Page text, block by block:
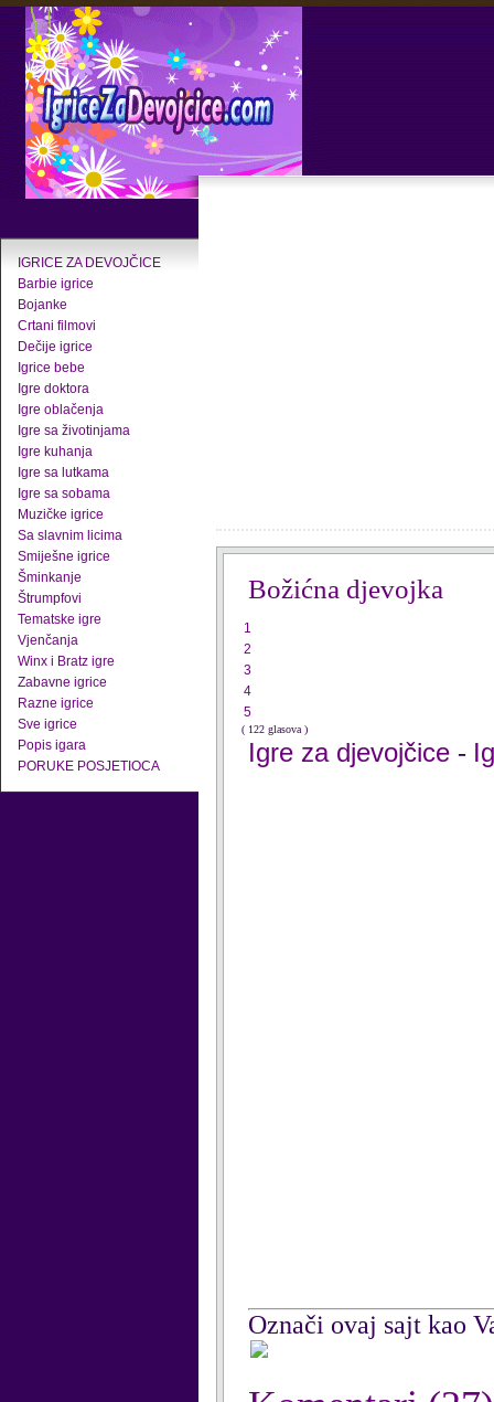
IGRICE ZA DEVOJČICE
Barbie igrice
Bojanke
Crtani filmovi
Dečije igrice
Igrice bebe
Igre doktora
Igre oblačenja
Igre sa životinjama
Igre kuhanja
Igre sa lutkama
Igre sa sobama
Muzičke igrice
Sa slavnim licima
Smiješne igrice
Šminkanje
Štrumpfovi
Tematske igre
Vjenčanja
Winx i Bratz igre
Zabavne igrice
Razne igrice
Sve igrice
Popis igara
PORUKE POSJETIOCA
Božićna djevojka
1
2
3
4
5
( 122 glasova )
Igre za djevojčice -
Označi ovaj sajt kao